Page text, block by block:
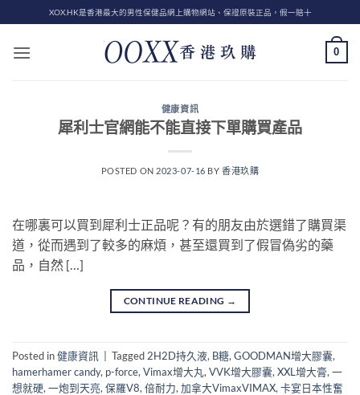
to
content
XOX.HK是香港最大的男性保健品網上購物網站、保證原裝正品，假一賠十
0
健康資訊
犀利士官網能不能直接下單購買產品
POSTED ON 2023-07-16 BY香港玖購
在哪裏可以買到犀利士正品呢？有的朋友由於選錯了購買渠
道，從而遇到了較多的麻煩，甚至還買到了假冒偽劣的藥
品，自然 […]
CONTINUE READING →
Posted in健康資訊 Tagged 2H2D持久液, B糖, GOODMAN增大膠囊,
hamerhamer candy, p-force, Vimax增大丸, VVK增大膠囊, XXL增大膏, 一
想就硬, 一炮到天亮, 保羅V8, 倍耐力, 加拿大VimaxVIMAX, 卡宴日本性奮